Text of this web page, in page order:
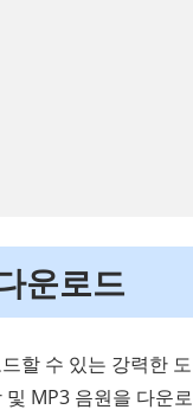
운로드
할 수 있는 강력한 도
MP3 음원을 다운로